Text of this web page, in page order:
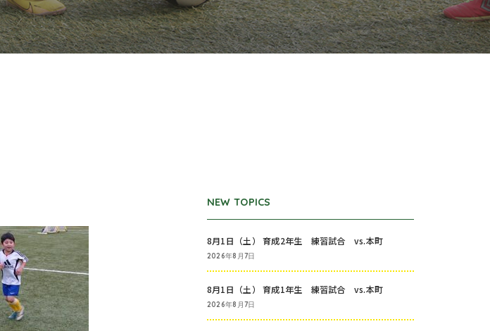
NEW TOPICS
8月1日（土） 育成2年生 練習試合 vs.本町
2026年8月7日
8月1日（土） 育成1年生 練習試合 vs.本町
2026年8月7日